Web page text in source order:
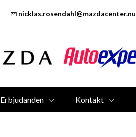
nicklas.rosendahl@mazdacenter.nu
Erbjudanden Kontakt